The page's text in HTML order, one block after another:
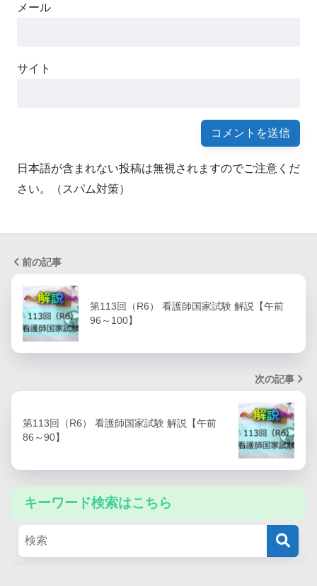
メール
サイト
日本語が含まれない投稿は無視されますのでご注意くだ
さい。（スパム対策）
前の記事
第113回（R6） 看護師国家試験 解説【午前
96～100】
次の記事
第113回（R6） 看護師国家試験 解説【午前
86～90】
キーワード検索はこちら